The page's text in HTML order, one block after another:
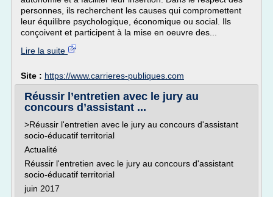
personnes, ils recherchent les causes qui compromettent
leur équilibre psychologique, économique ou social. Ils
conçoivent et participent à la mise en oeuvre des...
Lire la suite
Site : https://www.carrieres-publiques.com
Réussir l’entretien avec le jury au
concours d’assistant ...
>Réussir l'entretien avec le jury au concours d'assistant
socio-éducatif territorial
Actualité
Réussir l'entretien avec le jury au concours d'assistant
socio-éducatif territorial
juin 2017